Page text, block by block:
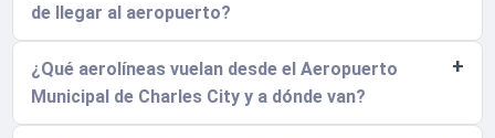
de llegar al aeropuerto?
¿Qué aerolíneas vuelan desde el Aeropuerto
Municipal de Charles City y a dónde van?